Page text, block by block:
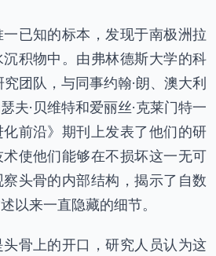
已知的标本，发现于南极洲拉
积物中。由弗林德斯大学的科
团队，与同事约翰·朗、澳大利
夫·贝维特和爱丽丝·克莱门特一
前沿》期刊上发表了他们的研
使他们能够在不损坏这一无可
头骨的内部结构，揭示了自数
以来一直隐藏的细节。
骨上的开口，研究人员认为这